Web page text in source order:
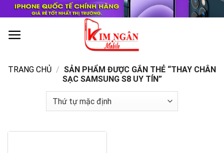
Skip
to
content
TRANG CHỦ / SẢN PHẨM ĐƯỢC GẮN THẺ “THAY CHÂN
SẠC SAMSUNG S8 UY TÍN”